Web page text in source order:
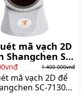
mã vạch 2D
Shangchen SC-
1.400.000vnđ
mã vạch 2D để
SC-7130